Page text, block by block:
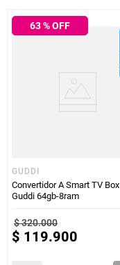
63% OFF
GUDDI
Convertidor A Smart TV Box
Guddi 64gb-8ram
$320.000
$ 119.900